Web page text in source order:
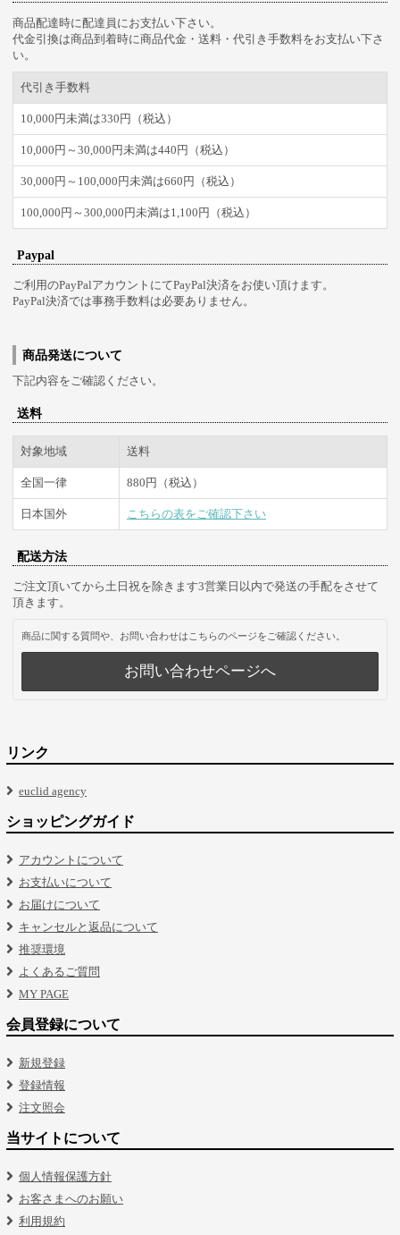
商品配達時に配達員にお支払い下さい。
代金引換は商品到着時に商品代金・送料・代引き手数料をお支払い下さ
い。
代引き手数料
10,000円未満は330円（税込）
10,000円～30,000円未満は440円（税込）
30,000円～100,000円未満は660円（税込）
100,000円～300,000円未満は1,100円（税込）
Paypal
ご利用のPayPalアカウントにてPayPal決済をお使い頂けます。
PayPal決済では事務手数料は必要ありません。
商品発送について
下記内容をご確認ください。
送料
対象地域 送料
全国一律 880円（税込）
日本国外 こちらの表をご確認下さい
配送方法
ご注文頂いてから土日祝を除きます3営業日以内で発送の手配をさせて
頂きます。
商品に関する質問や、お問い合わせはこちらのページをご確認ください。
お問い合わせページへ
リンク
euclid agency
ショッピングガイド
アカウントについて
お支払いについて
お届けについて
キャンセルと返品について
推奨環境
よくあるご質問
MY PAGE
会員登録について
新規登録
登録情報
注文照会
当サイトについて
個人情報保護方針
お客さまへのお願い
利用規約